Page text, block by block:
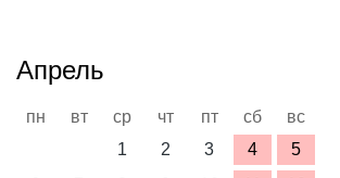
Апрель
пн вт ср чт пт сб
вс
1
2 3 4
5